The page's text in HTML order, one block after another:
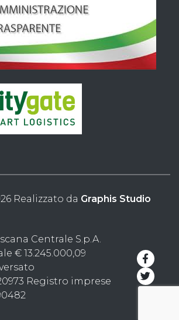
Realizzato da Graphis Studio
Centrale S.p.A.
€ 13.245.000,09
Registro imprese